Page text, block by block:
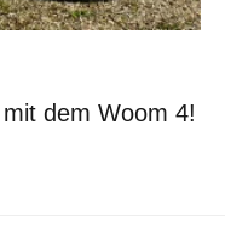
dem Woom 4!